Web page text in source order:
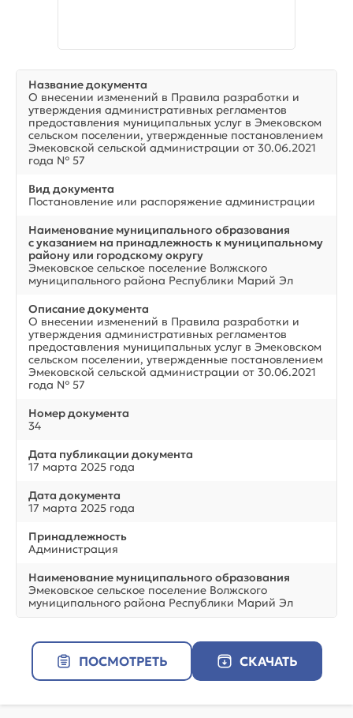
Название документа
О внесении изменений в Правила разработки и
утверждения административных регламентов
предоставления муниципальных услуг в Эмековском
сельском поселении, утвержденные постановлением
Эмековской сельской администрации от 30.06.2021
года № 57
Вид документа
Постановление или распоряжение администрации
Наименование муниципального образования
с указанием на принадлежность к муниципальному
району или городскому округу
Эмековское сельское поселение Волжского
муниципального района Республики Марий Эл
Описание документа
О внесении изменений в Правила разработки и
утверждения административных регламентов
предоставления муниципальных услуг в Эмековском
сельском поселении, утвержденные постановлением
Эмековской сельской администрации от 30.06.2021
года № 57
Номер документа
34
Дата публикации документа
17 марта 2025 года
Дата документа
17 марта 2025 года
Принадлежность
Администрация
Наименование муниципального образования
Эмековское сельское поселение Волжского
муниципального района Республики Марий Эл
ПОСМОТРЕТЬ СКАЧАТЬ